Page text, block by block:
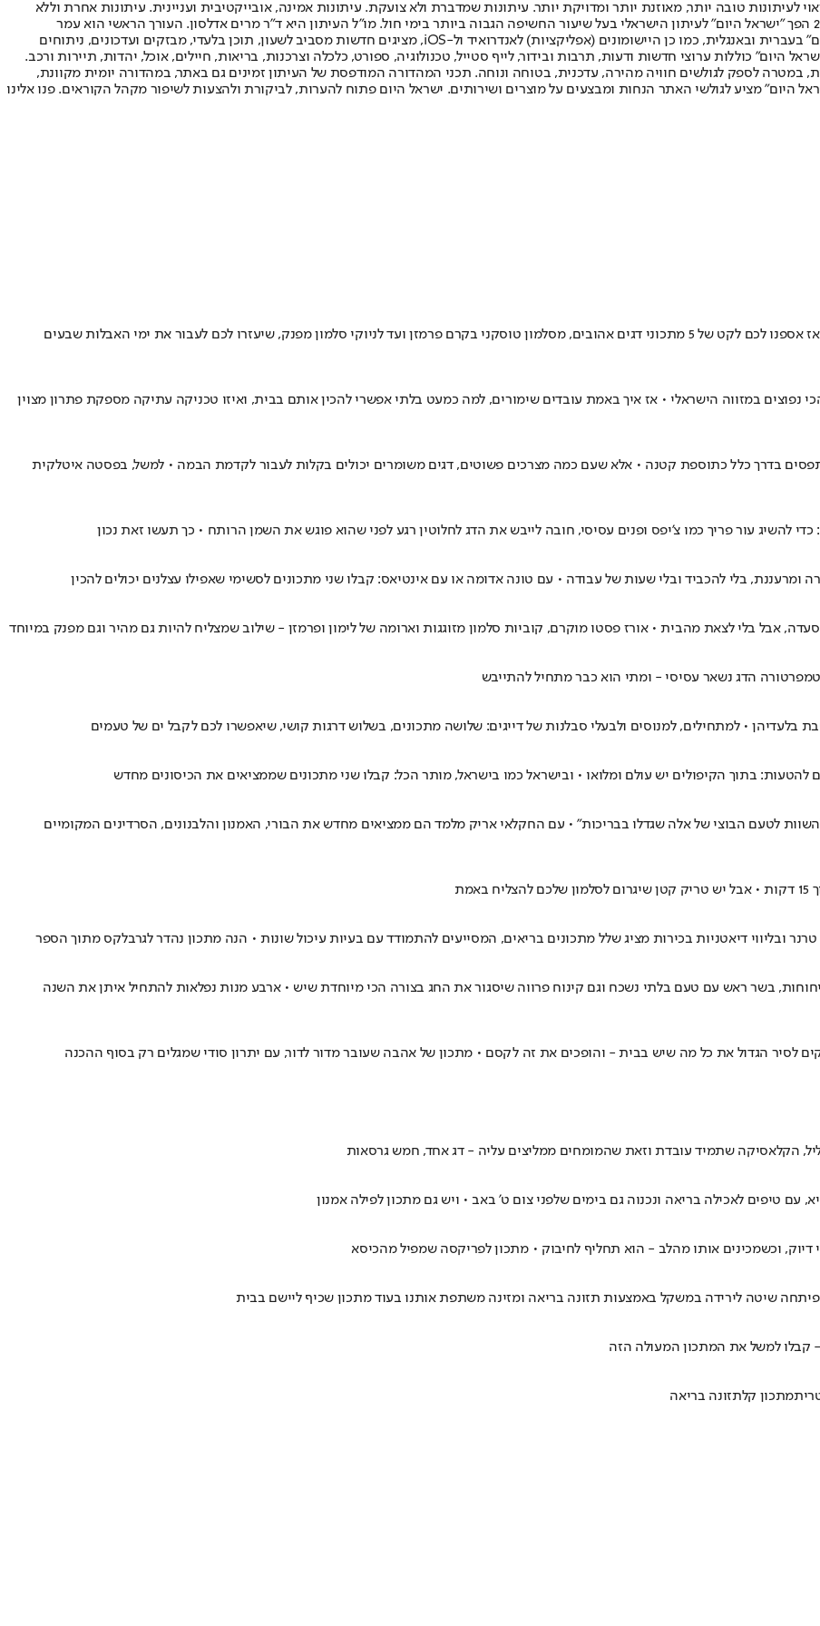
טובה יותר, מאוזנת יותר ומדויקת יותר. עיתונות שמדברת ולא צועקת. עיתונות אמינה, אובייקטיבית ועניינית. עיתונות אחרת וללא
תשלום. המהדורה המודפסת הראשונה פורסמה ב-30 ביולי 2007, וב-2010 הפך "ישראל היום" לעיתון הישראלי בעל שיעור החשיפה הגבוה ביותר בימי חול. מו"ל העיתון היא ד"ר מרים אדלסון. העורך הראשי הוא עמר
לחמנוביץ, והעורך המייסד הוא עמוס רגב. אתרי האינטרנט של "ישראל היום" בעברית ובאנגלית, כמו כן היישומונים (אפליקציות) לאנדרואיד ול-iOS, מציגים חדשות מסביב לשעון, תוכן בלעדי, מבזקים ועדכונים, ניתוחים
היום" כוללות ערוצי חדשות ודעות, תרבות ובידור, לייף סטייל, טכנולוגיה, ספורט, כלכלה וצרכנות, בריאות, חיילים, אוכל, יהדות, תיירות ורכב.
במטרה לספק לגולשים חוויה מהירה, עדכנית, בטוחה ונוחה. תכני המהדורה המודפסת של העיתון זמינים גם באתר, במהדורה יומית מקוונת,
היום" מציע לגולשי האתר הנחות ומבצעים על מוצרים ושירותים. ישראל היום פתוח להערות, לביקורת ולהצעות לשיפור מקהל הקוראים. פנו אלינו
במהלך תשעת הימים שלפני צום תשעה באב נהוג שלא לאכול בשר ועוף - אז אספנו לכם לקט של 5 מתכוני דגים אהובים, מסלמון טוסקני בקרם פרמזן ועד לניוקי סלמון מפנק, שיעזרו לכם לעבור את ימי האבלות שבעים
במזווה הישראלי • אז איך באמת עובדים שימורים, למה כמעט בלתי אפשרי להכין אותם בבית, ואיזו טכניקה עתיקה מספקת פתרון מצוין
בדרך כלל כתוספת קטנה • אלא שעם כמה מצרכים פשוטים, דגים משומרים יכולים בקלות לעבור לקדמת הבמה • למשל, בפסטה איטלקית
להשיג עור פריך כמו צ'יפס ופנים עסיסי, חובה לייבש את הדג לחלוטין רגע לפני שהוא פוגש את השמן הרותח • כך תעשו זאת נכון
בלי להכביד ובלי שעות של עבודה • עם טונה אדומה או עם אינטיאס: קבלו שני מתכונים לסשימי שאפילו עצלנים יכולים להכין
טמפרטורה הדג נשאר עסיסי - ומתי הוא כבר מתחיל להתייבש
בלעדיהן • למתחילים, למנוסים ולבעלי סבלנות של דייגים: שלושה מתכונים, בשלוש דרגות קושי, שיאפשרו לכם לקבל ים של טעמים
להטעות: בתוך הקיפולים יש עולם ומלואו • ובישראל כמו בישראל, מותר הכל: קבלו שני מתכונים שממציאים את הכיסונים מחדש
לטעם הבוצי של אלה שגדלו בבריכות" • עם החקלאי אריק מלמד הם ממציאים מחדש את הבורי, האמנון והלבנונים, הסרדינים המקומיים
בשר ראש עם טעם בלתי נשכח וגם קינוח פרווה שיסגור את החג בצורה הכי מיוחדת שיש • ארבע מנות נפלאות להתחיל איתן את השנה
לסיר הגדול את כל מה שיש בבית - והופכים את זה לקסם • מתכון של אהבה שעובר מדור לדור, עם יתרון סודי שמגלים רק בסוף ההכנה
הקלאסיקה שתמיד עובדת וזאת שהמומחים ממליצים עליה - דג אחד, חמש גרסאות
טיפים לאכילה בריאה ונכנוה גם בימים שלפני צום ט' באב • ויש גם מתכון לפילה אמנון
וכשמכינים אותו מהלב - הוא תחליף לחיבוק • מתכון לפריקסה שמפיל מהכיסא
פיתחה שיטה לירידה במשקל באמצעות תזונה בריאה ומזינה משתפת אותנו בעוד מתכון שכיף ליישם בבית
- קבלו למשל את המתכון המעולה הזה
מתכון קלתזונה בריאה